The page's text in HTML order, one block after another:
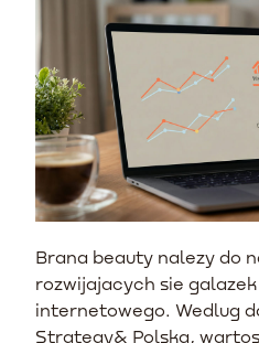
Brana beauty nalezy do
rozwijajacych sie
internetowego. Wedlug
Strategy& Polska,